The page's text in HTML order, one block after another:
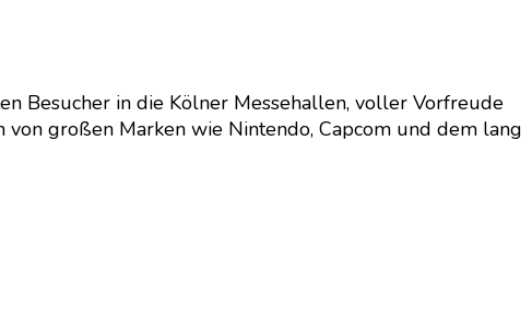
Besucher in die Kölner Messehallen, voller Vorfreude
großen Marken wie Nintendo, Capcom und dem lang